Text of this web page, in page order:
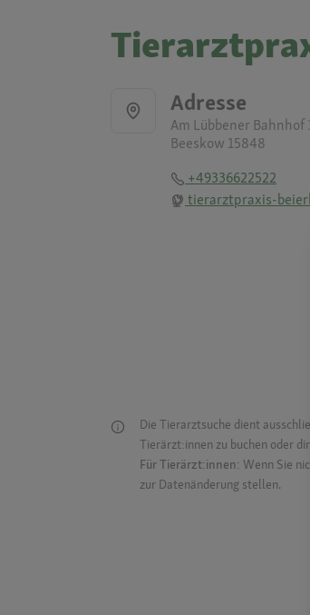
Adresse
Am Lübbener Bahnhof
Beeskow 15848
+49336622522
tierarztpraxis-
Die Tierarztsuche dient
Tierärzt:innen zu buchen oder
Für Tierärzt:innen: Wenn Sie
zur Datenänderung stellen.